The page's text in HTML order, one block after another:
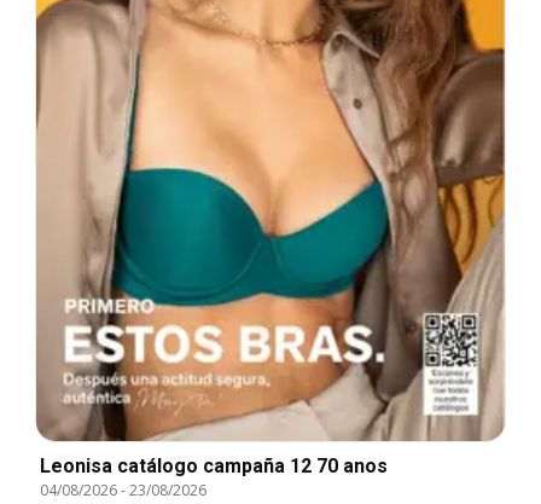
Leonisa catálogo campaña 12 70 anos
04/08/2026-23/08/2026